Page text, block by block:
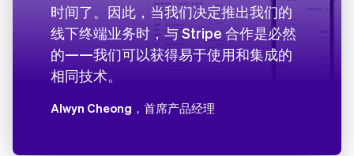
时间了。因此，当我们决定推出我们的
线下终端业务时，与 Stripe 合作是必然
的——我们可以获得易于使用和集成的
相同技术。
Alwyn Cheong ，首席产品经理